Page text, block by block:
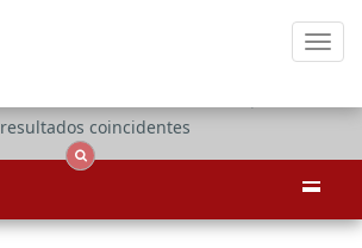
resultados coincidentes